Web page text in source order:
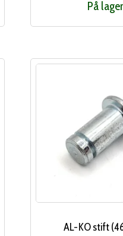
På lager
AL-KO stift